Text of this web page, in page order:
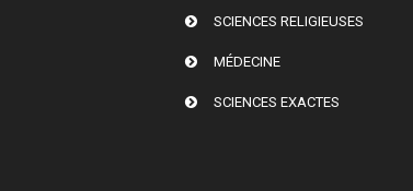
SCIENCES RELIGIEUSES
MÉDECINE
SCIENCES EXACTES